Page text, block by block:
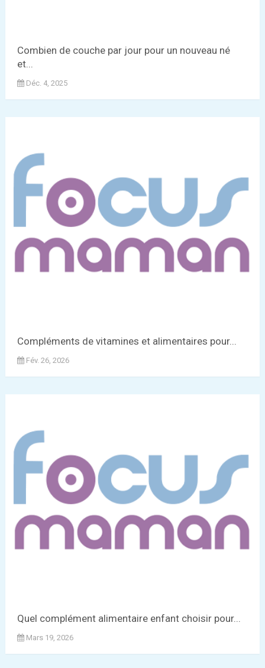
Combien de couche par jour pour un nouveau né
et...
Déc. 4, 2025
Compléments de vitamines et alimentaires pour...
Fév. 26, 2026
Quel complément alimentaire enfant choisir pour...
Mars 19, 2026